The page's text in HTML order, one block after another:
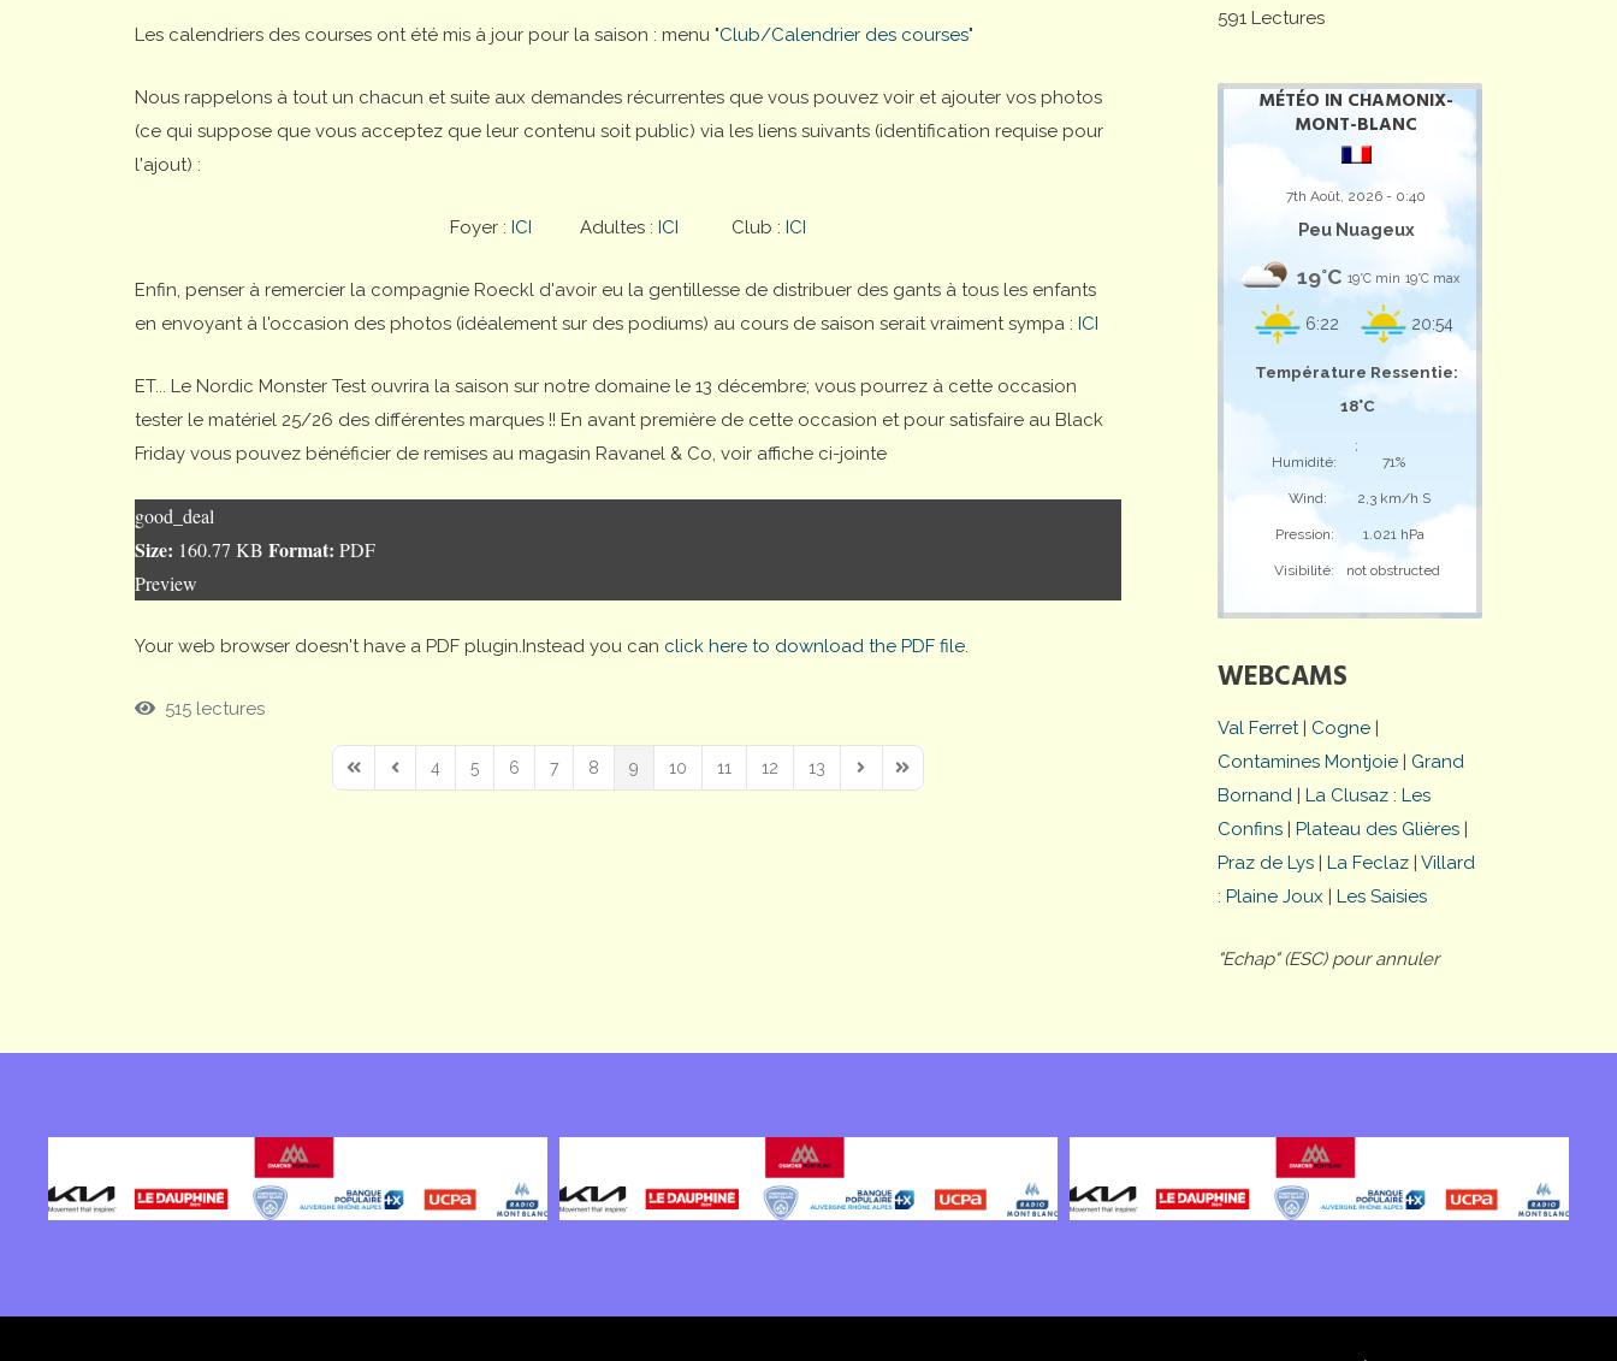
591 Lectures
MÉTÉO IN CHAMONIX-
MONT-BLANC
7th Août, 2026 - 0:40
Peu Nuageux
19°C 19°C min 19°C max
6:22 20:54
Température Ressentie:
18°C
;
Humidité:
71%
Wind: 2,3 km/h S
Pression: 1.021 hPa
Visibilité: not obstructed
WEBCAMS
Val Ferret| Cogne |
Contamines Montjoie | Grand
Bornand | La Clusaz : Les
Confins | Plateau des Glières |
Praz de Lys | La Feclaz | Villard
: Plaine Joux | Les Saisies
"Echap" (ESC) pour annuler
Les calendriers des courses ont été mis à jour pour la saison : menu "Club/Calendrier des courses"
Nous rappelons à tout un chacun et suite aux demandes récurrentes que vous pouvez voir et ajouter vos photos
(ce qui suppose que vous acceptez que leur contenu soit public) via les liens suivants (identification requise pour
l'ajout) :
Foyer : ICI Adultes : ICI Club : ICI
Enfin, penser à remercier la compagnie Roeckl d'avoir eu la gentillesse de distribuer des gants à tous les enfants
en envoyant à l'occasion des photos (idéalement sur des podiums) au cours de saison serait vraiment sympa : ICI
ET... Le Nordic Monster Test ouvrira la saison sur notre domaine le 13 décembre; vous pourrez à cette occasion
tester le matériel 25/26 des différentes marques !! En avant première de cette occasion et pour satisfaire au Black
Friday vous pouvez bénéficier de remises au magasin Ravanel & Co, voir affiche ci-jointe
good_deal
Size: 160.77 KB Format: PDF
Preview
Your web browser doesn't have a PDF plugin.Instead you can click here to download the PDF file.
515 lectures
First PagePrevious Page
4 5 6 7 8 9 10 11 12 13
Next PageLast Page